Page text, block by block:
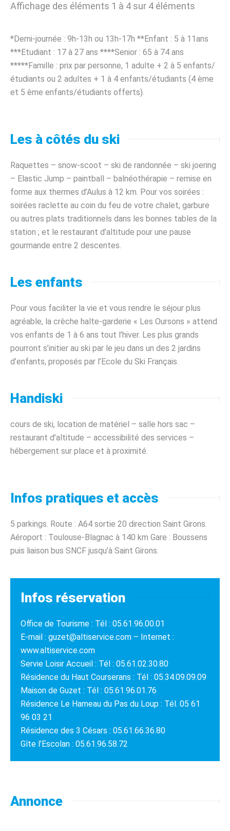
Affichage des éléments 1 à 4 sur 4 éléments
*Demi-journée : 9h-13h ou 13h-17h **Enfant : 5 à 11ans
***Etudiant : 17 à 27 ans ****Senior : 65 à 74 ans
*****Famille : prix par personne, 1 adulte + 2 à 5 enfants/
étudiants ou 2 adultes + 1 à 4 enfants/étudiants (4 ème
et 5 ème enfants/étudiants offerts).
Les à côtés du ski
Raquettes – snow-scoot – ski de randonnée – ski joering
– Elastic Jump – paintball – balnéothérapie – remise en
forme aux thermes d’Aulus à 12 km. Pour vos soirées :
soirées raclette au coin du feu de votre chalet, garbure
ou autres plats traditionnels dans les bonnes tables de la
station ; et le restaurant d’altitude pour une pause
gourmande entre 2 descentes.
Les enfants
Pour vous faciliter la vie et vous rendre le séjour plus
agréable, la crèche halte-garderie « Les Oursons » attend
vos enfants de 1 à 6 ans tout l’hiver. Les plus grands
pourront s’initier au ski par le jeu dans un des 2 jardins
d’enfants, proposés par l’Ecole du Ski Français.
Handiski
cours de ski, location de matériel – salle hors sac –
restaurant d’altitude – accessibilité des services –
hébergement sur place et à proximité.
Infos pratiques et accès
5 parkings. Route : A64 sortie 20 direction Saint Girons.
Aéroport : Toulouse-Blagnac à 140 km Gare : Boussens
puis liaison bus SNCF jusqu’à Saint Girons.
Infos réservation
Office de Tourisme : Tél : 05.61.96.00.01
E-mail : guzet@altiservice.com – Internet :
www.altiservice.com
Servie Loisir Accueil : Tél : 05.61.02.30.80
Résidence du Haut Courserans : Tél : 05.34.09.09.09
Maison de Guzet : Tél : 05.61.96.01.76
Résidence Le Hameau du Pas du Loup : Tél. 05 61
96 03 21
Résidence des 3 Césars : 05.61.66.36.80
Gîte l’Escolan : 05.61.96.58.72
Annonce